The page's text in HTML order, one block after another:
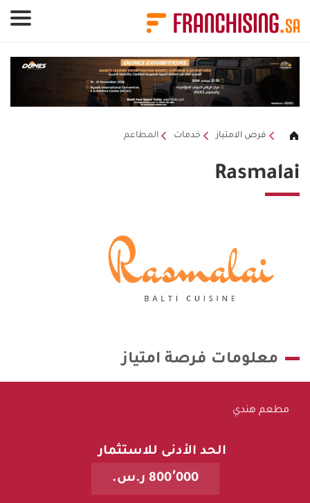
فرص الامتياز خدمات المطاعم
Rasmalai
معلومات فرصة امتياز
مطعم هندي
الحد الأدنى للاستثمار
800٬000 ر.س.
لوحة إدارة ملفات تعريف الارتباط